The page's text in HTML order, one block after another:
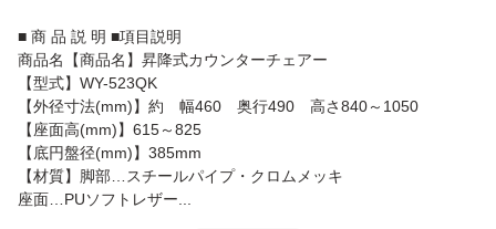
■ 商 品 説 明 ■項目説明
商品名【商品名】昇降式カウンターチェアー
【型式】WY-523QK
【外径寸法(mm)】約 幅460 奥行490 高さ840～1050
【座面高(mm)】615～825
【底円盤径(mm)】385mm
【材質】脚部…スチールパイプ・クロムメッキ
座面…PUソフトレザー...